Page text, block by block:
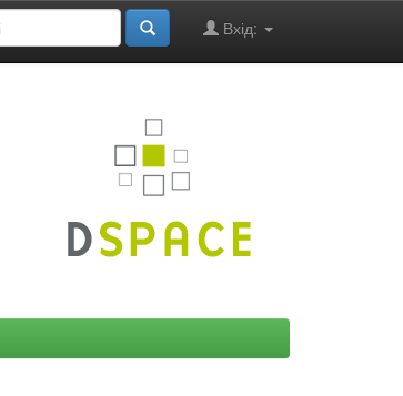
Вхід: